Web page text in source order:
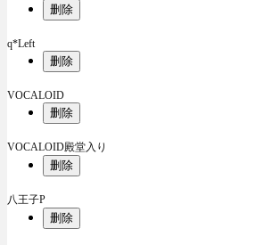
删除
q*Left
删除
VOCALOID
删除
VOCALOID殿堂入り
删除
八王子P
删除